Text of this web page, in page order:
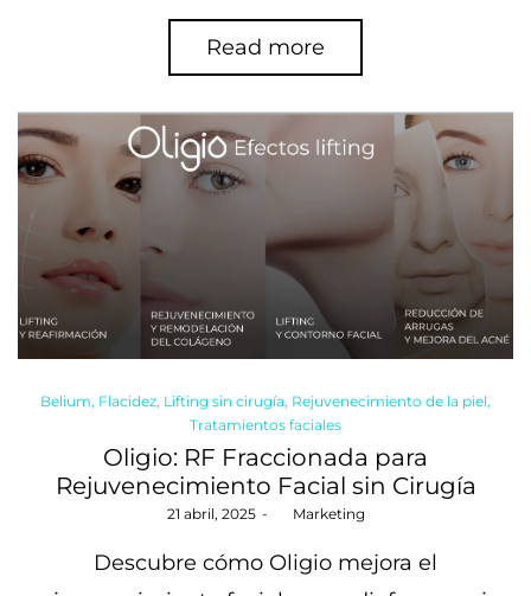
Read more
Posted
Belium Flacidez Lifting sin cirugía Rejuvenecimiento de la piel
Tratamientos faciales
Oligio: RF Fraccionada para
Rejuvenecimiento Facial sin Cirugía
Posted
21 abril, 2025 Marketing
Descubre cómo Oligio mejora el